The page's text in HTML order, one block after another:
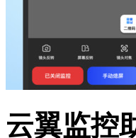
云翼监控